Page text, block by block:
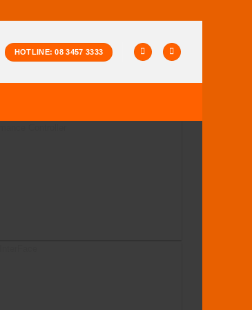
HOTLINE: 08 3457 3333